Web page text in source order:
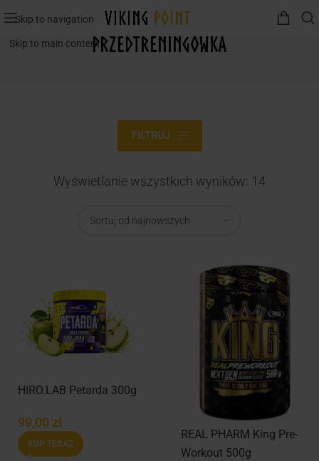
Skip to navigation
Skip to main contentPrzedtreningówka
FILTRUJ
Wyświetlanie wszystkich wyników: 14
HIRO.LAB Petarda 300g
99,00 zł
KUP TERAZ
REAL PHARM King Pre-
Workout 500g